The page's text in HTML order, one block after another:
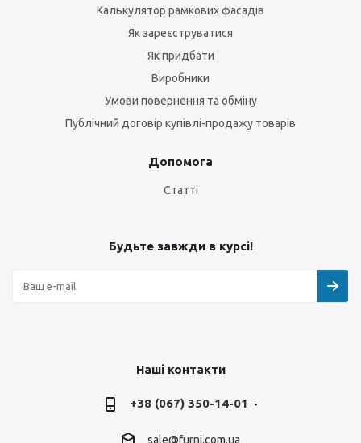
Калькулятор рамкових фасадів
Як зареєструватися
Як придбати
Виробники
Умови повернення та обміну
Публічний договір купівлі-продажу товарів
Допомога
Статті
Будьте завжди в курсі!
Наші контакти
+38 (067) 350-14-01
sale@furni.com.ua